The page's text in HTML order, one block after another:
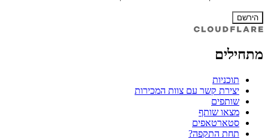
הירשם
מתחילים
תוכניות
יצירת קשר עם צוות המכירות
שותפים
מצאו שותף
סטארטאפים
תחת התקפה?